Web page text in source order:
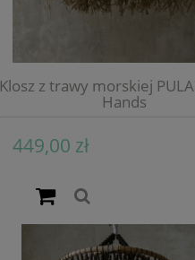
Klosz z trawy morskiej
Hands
449,00 zł